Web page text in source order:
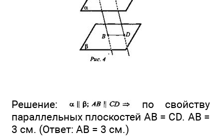
Решение:
по свойству
параллельных плоскостей АВ = CD. АВ =
3 см. (Ответ: АВ = 3 см.)